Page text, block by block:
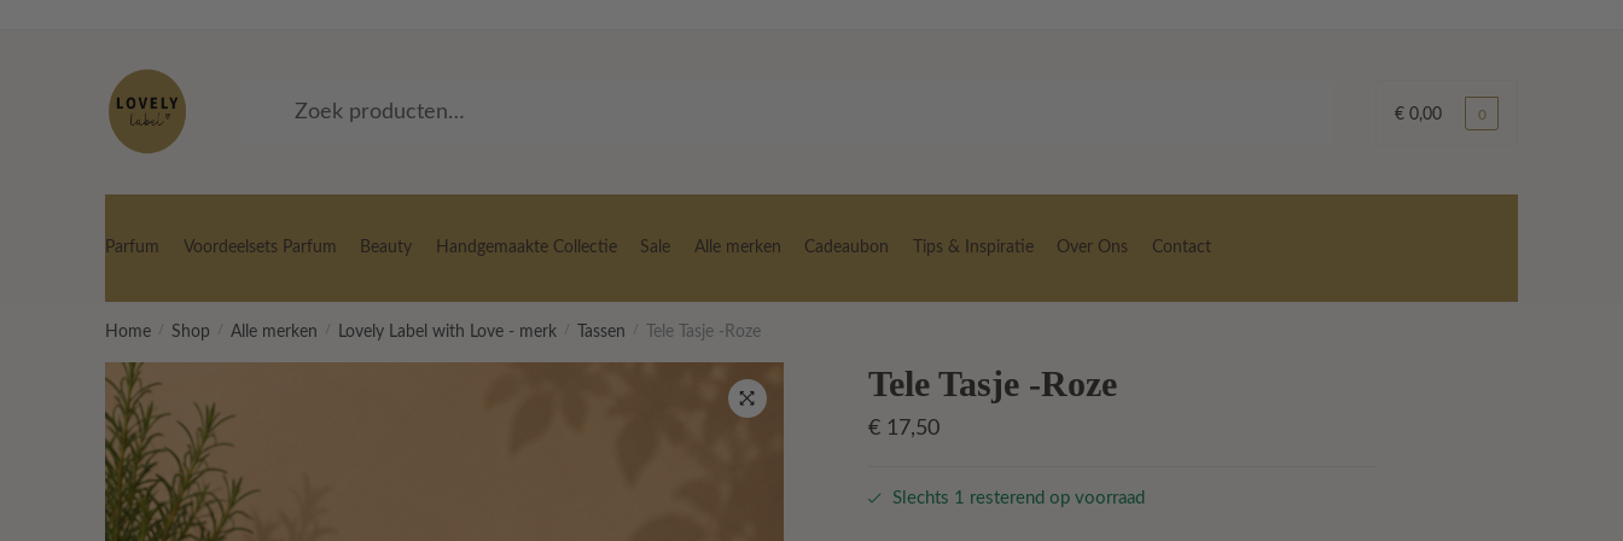
Zoeken €0,00 0
Parfum Voordeelsets Parfum Beauty Handgemaakte Collectie Sale Alle merken Cadeaubon Tips & Inspiratie Over Ons Contact
Home / Shop / Alle merken / Lovely Label with Love - merk / Tassen / Tele Tasje -Roze
Tele Tasje -Roze
€17,50
Slechts 1 resterend op voorraad